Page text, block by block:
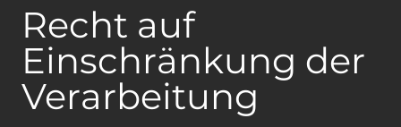
Recht auf
Einschränkung der
Verarbeitung